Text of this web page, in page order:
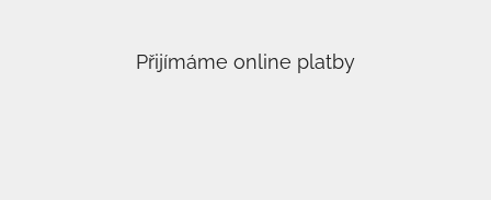
Přijímáme online platby